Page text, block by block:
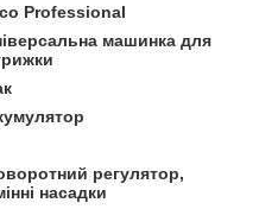
Professional
машинка для
регулятор,
насадки